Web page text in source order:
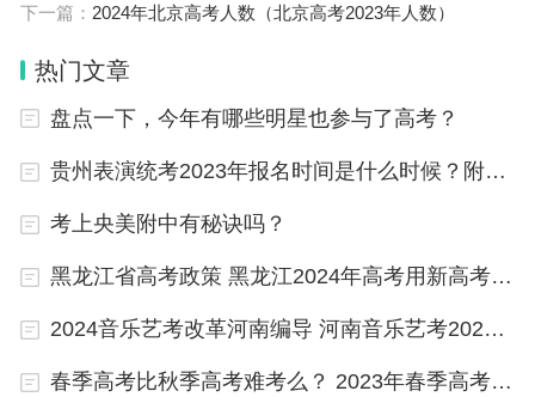
1、专业考试：
美术高考包括专业考试和文化课考试。只有专业考试
和文化课考试均通过一定的分数线，才能被有关高校
划定的分数线从高到低录取。文化课考试与普通高考
下一篇： 2024年北京高考人数（北京高考2023年人数）
热门文章
盘点一下，今年有哪些明星也参与了高考？
贵州表演统考2023年报名时间是什么时候？附报名流程
考上央美附中有秘诀吗？
黑龙江省高考政策 黑龙江2024年高考用新高考几卷
2024音乐艺考改革河南编导 河南音乐艺考2024新政策
春季高考比秋季高考难考么？ 2023年春季高考专科分数线